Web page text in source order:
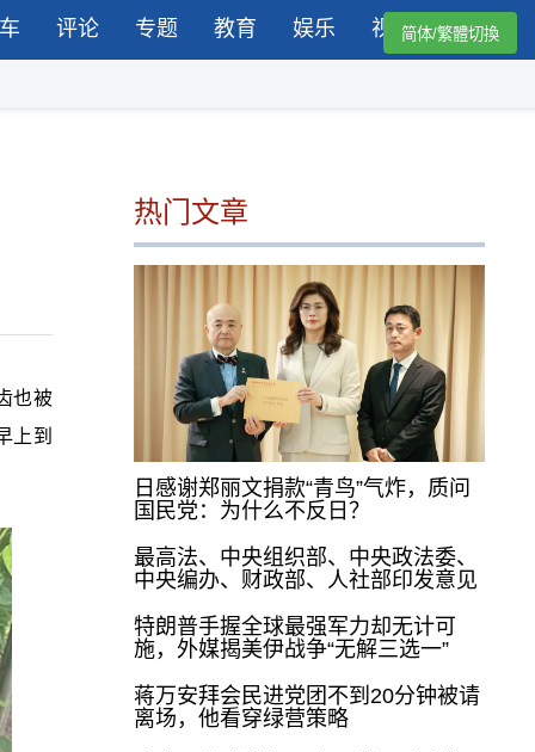
评论 专题 教育 娱乐 视频简体/繁體切換
也被
上到
热门文章
日感谢郑丽文捐款“青鸟”气炸，质问
国民党：为什么不反日？
最高法、中央组织部、中央政法委、
中央编办、财政部、人社部印发意见
特朗普手握全球最强军力却无计可
施，外媒揭美伊战争“无解三选一”
蒋万安拜会民进党团不到20分钟被请
离场，他看穿绿营策略